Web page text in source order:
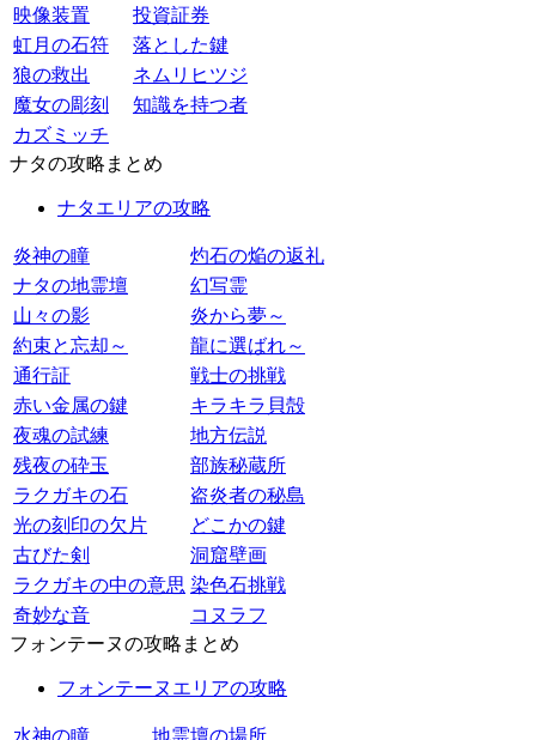
映像装置
投資証券
虹月の石符
落とした鍵
狼の救出
ネムリヒツジ
魔女の彫刻
知識を持つ者
カズミッチ
ナタの攻略まとめ
ナタエリアの攻略
炎神の瞳
灼石の焔の返礼
ナタの地霊壇
幻写霊
山々の影
炎から夢～
約束と忘却～
龍に選ばれ～
通行証
戦士の挑戦
赤い金属の鍵
キラキラ貝殻
夜魂の試練
地方伝説
残夜の砕玉
部族秘蔵所
ラクガキの石
盗炎者の秘島
光の刻印の欠片
どこかの鍵
古びた剣
洞窟壁画
ラクガキの中の意思 染色石挑戦
奇妙な音
コヌラフ
フォンテーヌの攻略まとめ
フォンテーヌエリアの攻略
水神の瞳
地霊壇の場所